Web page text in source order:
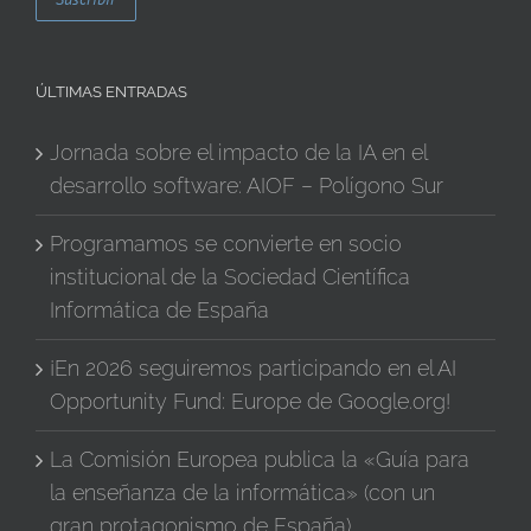
ÚLTIMAS ENTRADAS
Jornada sobre el impacto de la IA en el
desarrollo software: AIOF – Polígono Sur
Programamos se convierte en socio
institucional de la Sociedad Científica
Informática de España
¡En 2026 seguiremos participando en el AI
Opportunity Fund: Europe de Google.org!
La Comisión Europea publica la «Guía para
la enseñanza de la informática» (con un
gran protagonismo de España)